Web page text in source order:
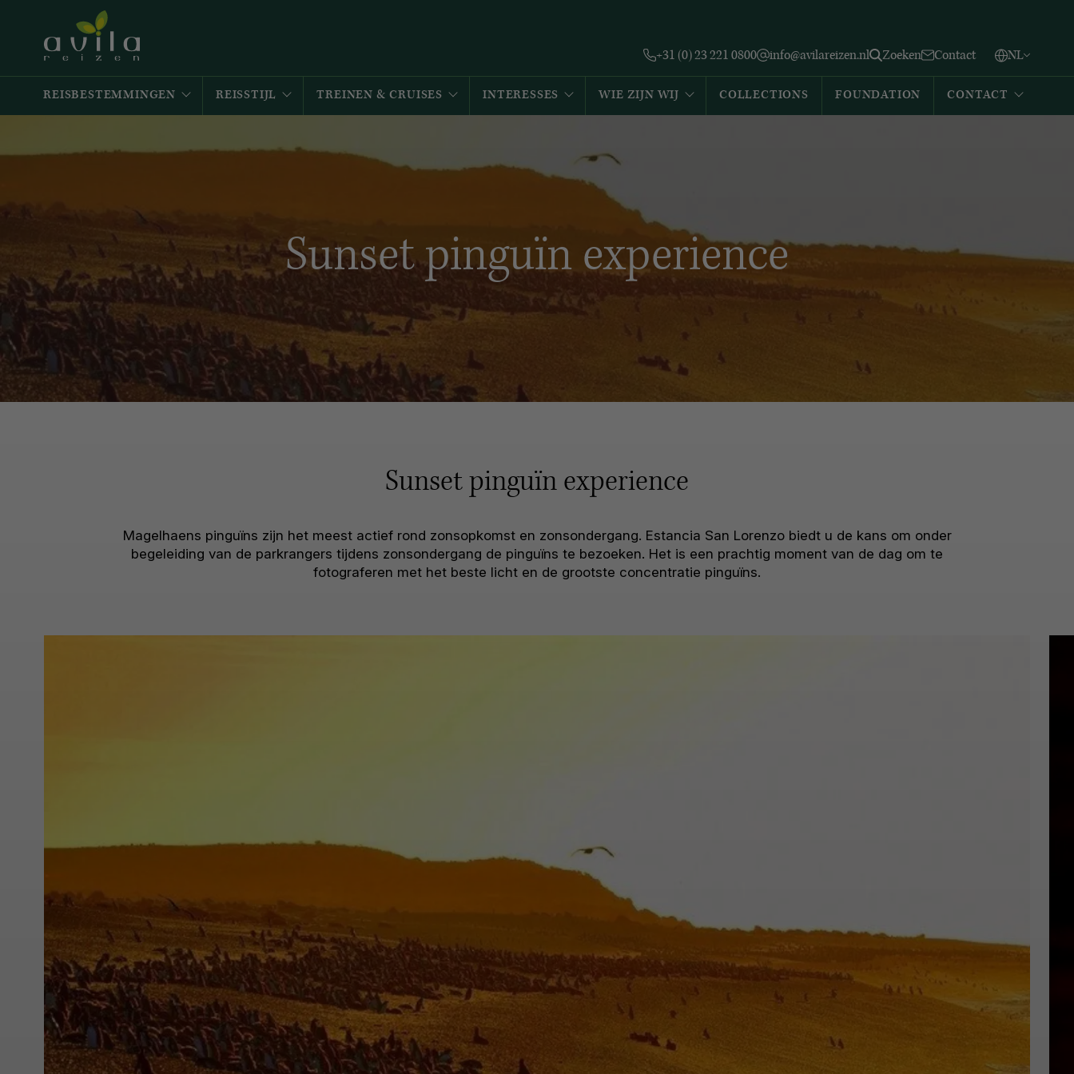
+31 (0) 23 221 0800 info@avilareizen.nl Zoeken Contact NL
Español
REISBESTEMMINGEN REISSTIJL TREINEN & CRUISES INTERESSES WIE ZIJN WIJ COLLECTIONS FOUNDATION CONTACT
Sunset pinguïn experience
Sunset pinguïn experience
Magelhaens pinguïns zijn het meest actief rond zonsopkomst en zonsondergang. Estancia San Lorenzo biedt u de kans om onder
begeleiding van de parkrangers tijdens zonsondergang de pinguïns te bezoeken. Het is een prachtig moment van de dag om te
fotograferen met het beste licht en de grootste concentratie pinguïns.